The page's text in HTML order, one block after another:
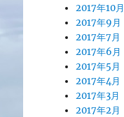
2017年10月
2017年9月
2017年7月
2017年6月
2017年5月
2017年4月
2017年3月
2017年2月